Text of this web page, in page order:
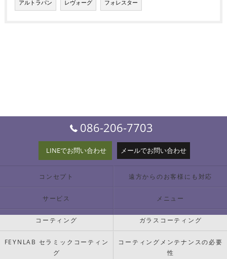
アルトラパン レヴォーグ フォレスター
086-206-7703
LINEでお問い合わせ メールでお問い合わせ
コンセプト 遠方からのお客様にも対応
サービス メニュー
コーティング ガラスコーティング
FEYNLAB セラミックコーティン
グ
コーティングメンテナンスの必要
性